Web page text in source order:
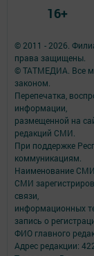
© 2011 - 2026.
права защищены.
© ТАТМЕДИА. Все
законом.
Перепечатка,
информации,
размещенной на
редакций СМИ.
При поддержке
коммуникациям.
Наименование
СМИ
связи,
информационных
запись о
ФИО главного
Адрес редакции:
16+